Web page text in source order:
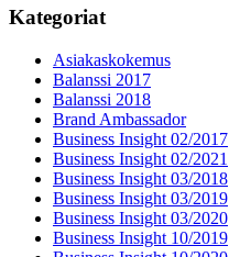
Kategoriat
Asiakaskokemus
Balanssi 2017
Balanssi 2018
Brand Ambassador
Business Insight 02/2017
Business Insight 02/2021
Business Insight 03/2018
Business Insight 03/2019
Business Insight 03/2020
Business Insight 10/2019